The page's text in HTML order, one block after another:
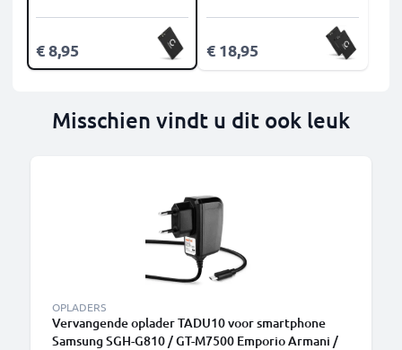
€ 8,95 € 18,95
Misschien vindt u dit ook leuk
OPLADERS
Vervangende oplader TADU10 voor smartphone
Samsung SGH-G810 / GT-M7500 Emporio Armani /